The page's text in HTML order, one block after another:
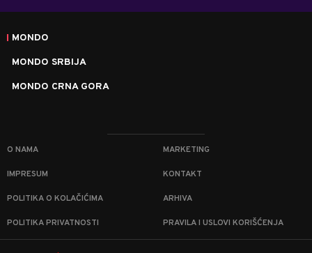
MONDO
MONDO SRBIJA
MONDO CRNA GORA
O NAMA MARKETING
IMPRESUM KONTAKT
POLITIKA O KOLAČIĆIMA ARHIVA
POLITIKA PRIVATNOSTI PRAVILA I USLOVI KORIŠĆENJA